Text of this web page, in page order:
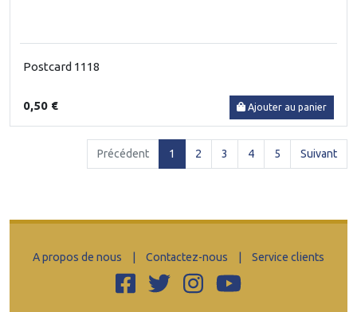
Postcard 1118
0,50 € Ajouter au panier
Précédent 1 (current)
2 3 4 5 Suivant
A propos de nous Contactez-nous Service clients